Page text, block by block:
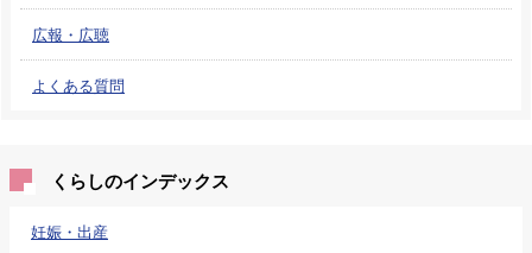
広報・広聴
よくある質問
くらしのインデックス
妊娠・出産